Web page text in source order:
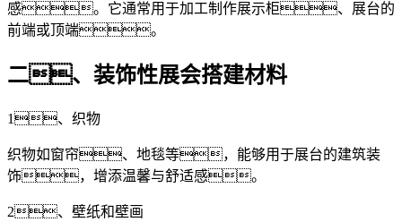
感。它通常用于加工制作展示柜、展台的
前端或顶端。
二、装饰性展会搭建材料
1、织物
织物如窗帘、地毯等，能够用于展台的建筑装
饰，增添温馨与舒适感。
2、壁纸和壁画